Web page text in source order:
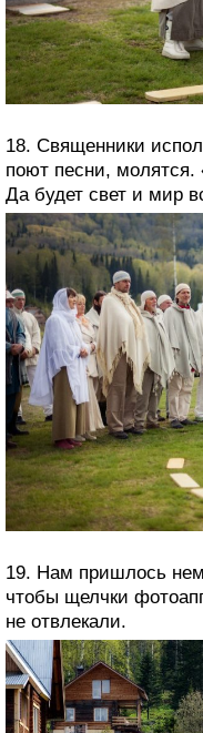
18. Священники
поют песни, молятся.
Да будет свет и мир
19. Нам пришлось
чтобы щелчки
не отвлекали.